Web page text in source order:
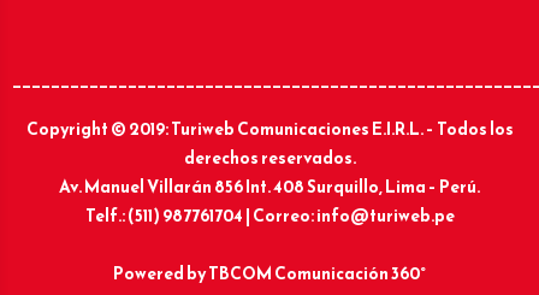
Copyright © 2019: Turiweb Comunicaciones E.I.R.L. – Todos los
derechos reservados.
Av. Manuel Villarán 856 Int. 408 Surquillo, Lima – Perú.
Telf.: (511) 987761704 | Correo: info@turiweb.pe
Powered byTBCOM Comunicación 360°